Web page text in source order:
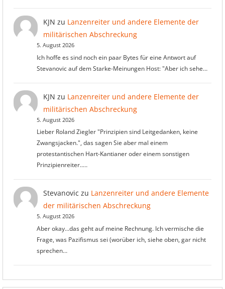
KJN zu Lanzenreiter und andere Elemente der
militärischen Abschreckung
5. August 2026
Ich hoffe es sind noch ein paar Bytes für eine Antwort auf
Stevanovic auf dem Starke-Meinungen Host: "Aber ich sehe…
KJN zu Lanzenreiter und andere Elemente der
militärischen Abschreckung
5. August 2026
Lieber Roland Ziegler "Prinzipien sind Leitgedanken, keine
Zwangsjacken.", das sagen Sie aber mal einem
protestantischen Hart-Kantianer oder einem sonstigen
Prinzipienreiter..…
Stevanovic zu Lanzenreiter und andere Elemente
der militärischen Abschreckung
5. August 2026
Aber okay...das geht auf meine Rechnung. Ich vermische die
Frage, was Pazifismus sei (worüber ich, siehe oben, gar nicht
sprechen…